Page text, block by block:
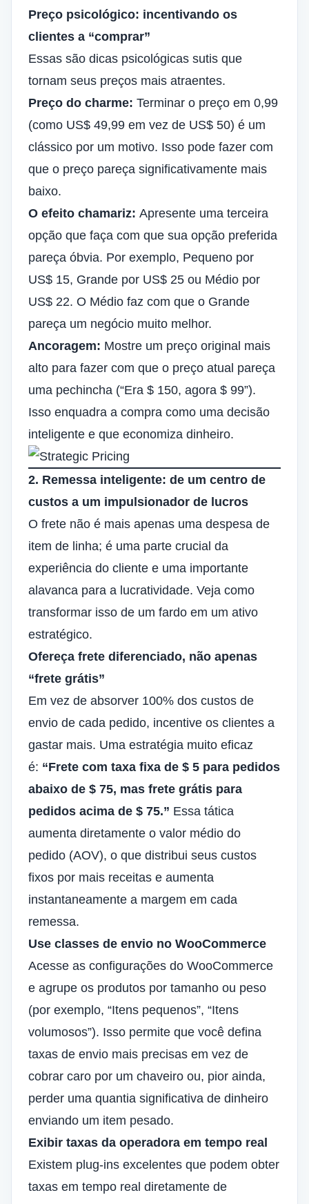
Preço psicológico: incentivando os
clientes a “comprar”
Essas são dicas psicológicas sutis que
tornam seus preços mais atraentes.
Preço do charme: Terminar o preço em 0,99
(como US$ 49,99 em vez de US$ 50) é um
clássico por um motivo. Isso pode fazer com
que o preço pareça significativamente mais
baixo.
O efeito chamariz: Apresente uma terceira
opção que faça com que sua opção preferida
pareça óbvia. Por exemplo, Pequeno por
US$ 15, Grande por US$ 25 ou Médio por
US$ 22. O Médio faz com que o Grande
pareça um negócio muito melhor.
Ancoragem: Mostre um preço original mais
alto para fazer com que o preço atual pareça
uma pechincha (“Era $ 150, agora $ 99”).
Isso enquadra a compra como uma decisão
inteligente e que economiza dinheiro.
2. Remessa inteligente: de um centro de
custos a um impulsionador de lucros
O frete não é mais apenas uma despesa de
item de linha; é uma parte crucial da
experiência do cliente e uma importante
alavanca para a lucratividade. Veja como
transformar isso de um fardo em um ativo
estratégico.
Ofereça frete diferenciado, não apenas
“frete grátis”
Em vez de absorver 100% dos custos de
envio de cada pedido, incentive os clientes a
gastar mais. Uma estratégia muito eficaz
é: “Frete com taxa fixa de $ 5 para pedidos
abaixo de $ 75, mas frete grátis para
pedidos acima de $ 75.” Essa tática
aumenta diretamente o valor médio do
pedido (AOV), o que distribui seus custos
fixos por mais receitas e aumenta
instantaneamente a margem em cada
remessa.
Use classes de envio no WooCommerce
Acesse as configurações do WooCommerce
e agrupe os produtos por tamanho ou peso
(por exemplo, “Itens pequenos”, “Itens
volumosos”). Isso permite que você defina
taxas de envio mais precisas em vez de
cobrar caro por um chaveiro ou, pior ainda,
perder uma quantia significativa de dinheiro
enviando um item pesado.
Exibir taxas da operadora em tempo real
Existem plug-ins excelentes que podem obter
taxas em tempo real diretamente de